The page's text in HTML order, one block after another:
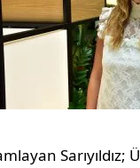
Sarıyıldız;